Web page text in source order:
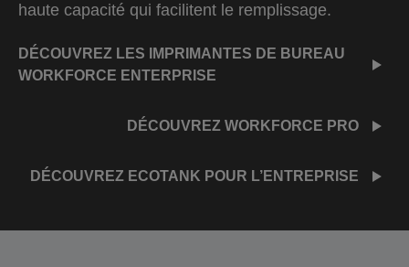
haute capacité qui facilitent le remplissage.
DÉCOUVREZ LES IMPRIMANTES DE BUREAU
WORKFORCE ENTERPRISE
DÉCOUVREZ WORKFORCE PRO
DÉCOUVREZ ECOTANK POUR L’ENTREPRISE